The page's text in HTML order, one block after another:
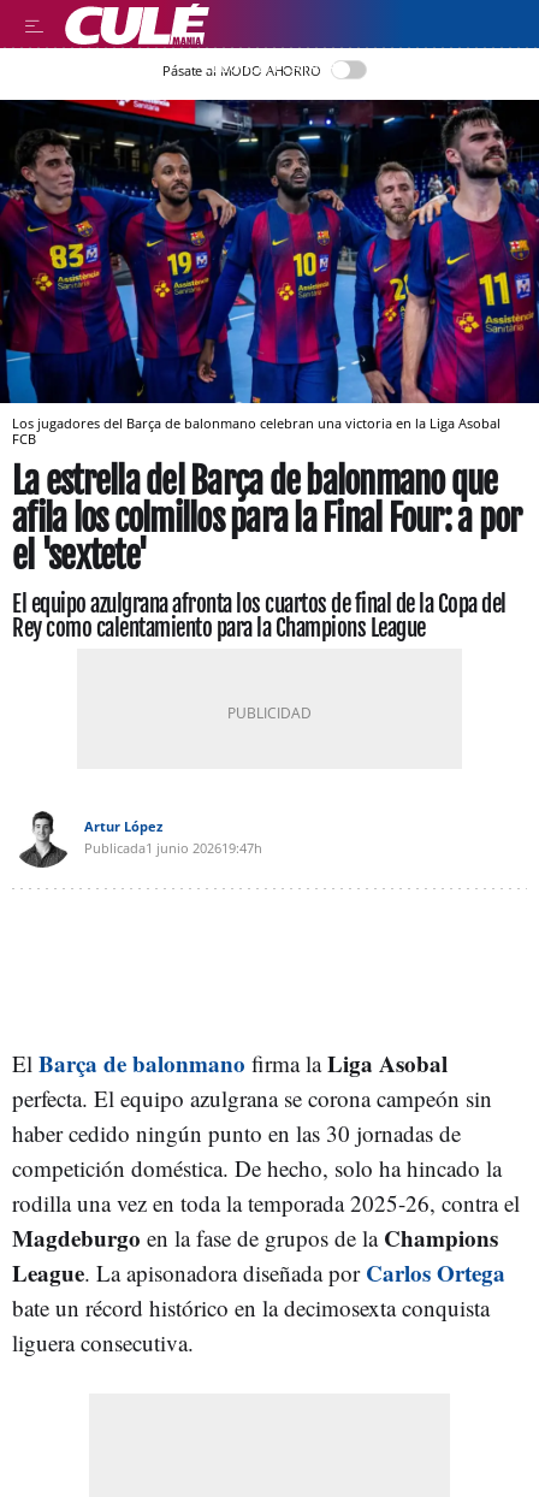
LLEGIR EN CATALÀ
Pásate al MODO AHORRO
Los jugadores del Barça de balonmano celebran una victoria en la Liga Asobal
FCB
La estrella del Barça de balonmano que
afila los colmillos para la Final Four: a por
el 'sextete'
El equipo azulgrana afronta los cuartos de final de la Copa del
Rey como calentamiento para la Champions League
Artur López
Publicada1 junio 202619:47h
El Barça de balonmano firma laLiga Asobal
perfecta. El equipo azulgrana se corona campeón sin
haber cedido ningún punto en las 30 jornadas de
competición doméstica. De hecho, solo ha hincado la
rodilla una vez en toda la temporada 2025-26, contra el
Magdeburgo en la fase de grupos de la Champions
League. La apisonadora diseñada por Carlos Ortega
bate un récord histórico en la decimosexta conquista
liguera consecutiva.